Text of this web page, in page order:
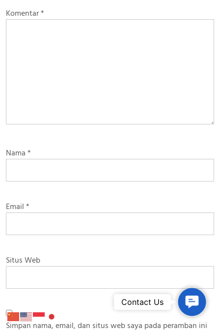
Komentar*
Nama *
Email *
Situs Web
Simpan nama, email, dan situs web saya pada peramban ini
Contact Us